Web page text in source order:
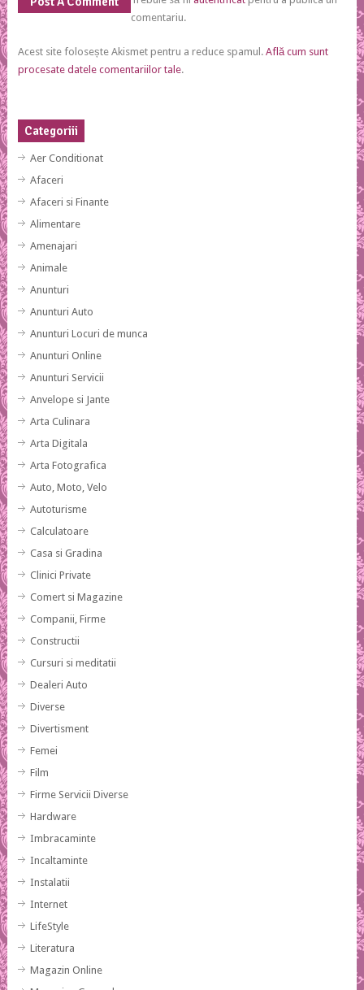
comentariu.
Acest site folosește Akismet pentru a reduce spamul. Află cum sunt
procesate datele comentariilor tale.
Categoriii
Aer Conditionat
Afaceri
Afaceri si Finante
Alimentare
Amenajari
Animale
Anunturi
Anunturi Auto
Anunturi Locuri de munca
Anunturi Online
Anunturi Servicii
Anvelope si Jante
Arta Culinara
Arta Digitala
Arta Fotografica
Auto, Moto, Velo
Autoturisme
Calculatoare
Casa si Gradina
Clinici Private
Comert si Magazine
Companii, Firme
Constructii
Cursuri si meditatii
Dealeri Auto
Diverse
Divertisment
Femei
Film
Firme Servicii Diverse
Hardware
Imbracaminte
Incaltaminte
Instalatii
Internet
LifeStyle
Literatura
Magazin Online